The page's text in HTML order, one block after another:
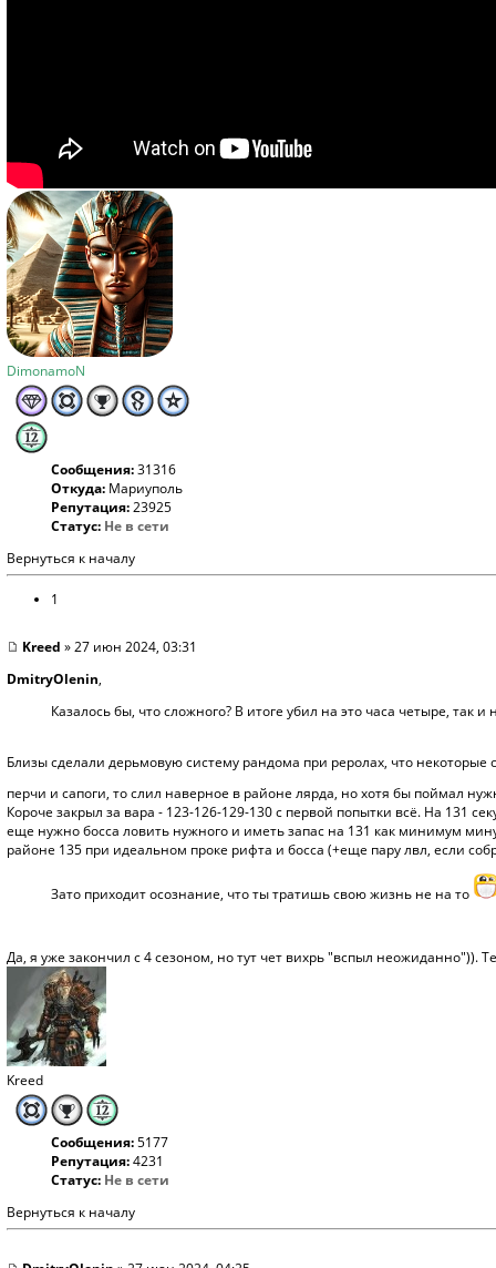
DimonamoN
Сообщения:31316
Откуда: Мариуполь
Репутация:23925
Статус: Не в сети
Вернуться к началу
1
Kreed » 27 июн 2024, 03:31
DmitryOlenin,
Казалось бы, что сложного? В итоге убил на это часа четыре, так и
Близы сделали дерьмовую систему рандома при реролах, что
перчи и сапоги, то слил наверное в районе лярда, но хотя бы поймал
Короче закрыл за вара - 123-126-129-130 с первой попытки всё. На 131
еще нужно босса ловить нужного и иметь запас на 131 как минимум
районе 135 при идеальном проке рифта и босса (+еще пару лвл, если
Зато приходит осознание, что ты тратишь свою жизнь не на то
Да, я уже закончил с 4 сезоном, но тут чет вихрь "вспыл неожиданно")).
Kreed
Сообщения:5177
Репутация:4231
Статус: Не в сети
Вернуться к началу